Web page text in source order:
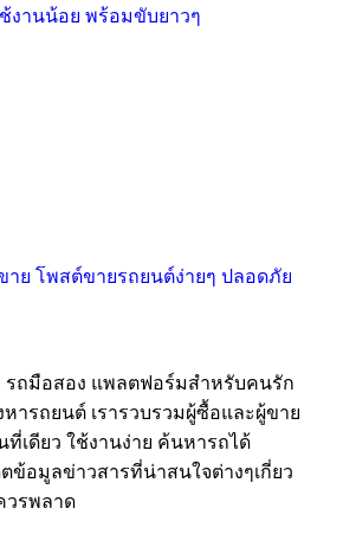
งานน้อย พร้อมขับยาวๆ
รถมือสอง แพลตฟอร์มสำหรับคนรัก
ารถยนต์ เรารวบรวมผู้ซื้อและผู้ขาย
ที่เดียว ใช้งานง่าย ค้นหารถได้
ข้อมูลข่าวสารที่น่าสนใจต่างๆเกี่ยว
รพลาด